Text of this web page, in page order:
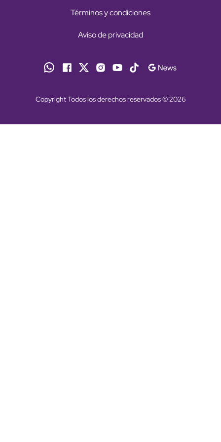
Términos y condiciones
Aviso de privacidad
Copyright Todos los derechos reservados © 2026